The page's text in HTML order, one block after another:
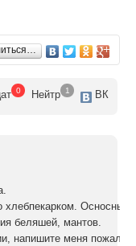
0 Нейтр 1 ВК
беляшей, мантов.
напишите меня